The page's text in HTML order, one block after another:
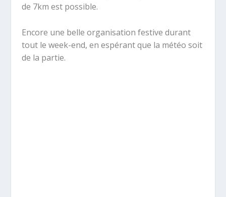
de 7km est possible.
Encore une belle organisation festive durant
tout le week-end, en espérant que la météo soit
de la partie.